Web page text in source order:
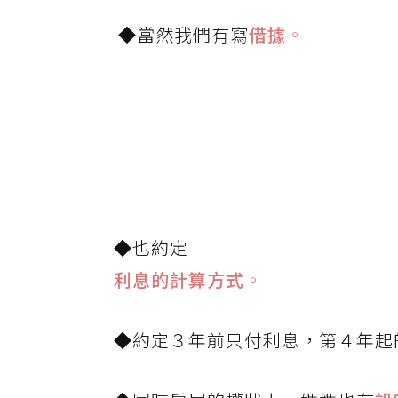
◆當然我們有寫借據 。
◆也約定
利息的計算方式 。
◆約定３年前只付利息，第４年起